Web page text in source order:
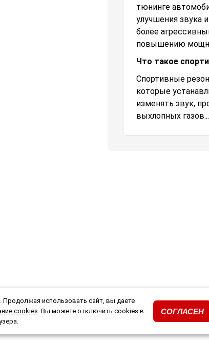
тюнинге
улучшения звука
более
повышению
Что такое
Спортивные
которые
изменять звук,
выхлопных газов...
использовать сайт, вы даете
cookies. Вы можете отключить cookies в
СОГЛАСЕН